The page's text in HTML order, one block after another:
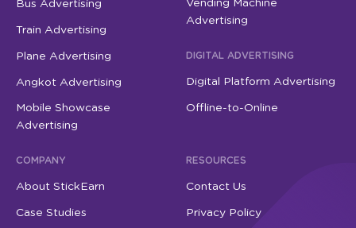
Bus Advertising
Train Advertising
Plane Advertising
Angkot Advertising
Mobile Showcase
Advertising
Vending Machine
Advertising
DIGITAL ADVERTISING
Digital Platform Advertising
Offline-to-Online
COMPANY
About StickEarn
Case Studies
RESOURCES
Contact Us
Privacy Policy